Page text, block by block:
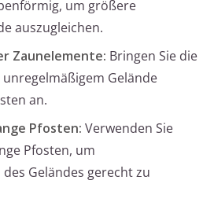
um größere
auszugleichen.
Zaunelemente: Bringen Sie die
Gelände
an.
Pfosten: Verwenden Sie
Pfosten, um
Geländes gerecht zu